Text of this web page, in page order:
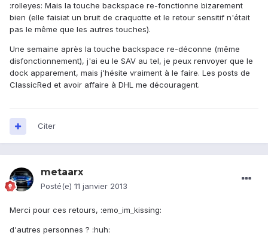
:rolleyes: Mais la touche backspace re-fonctionne bizarement
bien (elle faisiat un bruit de craquotte et le retour sensitif n'était
pas le même que les autres touches).
Une semaine après la touche backspace re-déconne (même
disfonctionnement), j'ai eu le SAV au tel, je peux renvoyer que le
dock apparement, mais j'hésite vraiment à le faire. Les posts de
ClassicRed et avoir affaire à DHL me découragent.
Citer
metaarx
Posté(e) 11 janvier 2013
Merci pour ces retours, :emo_im_kissing:
d'autres personnes ? :huh: